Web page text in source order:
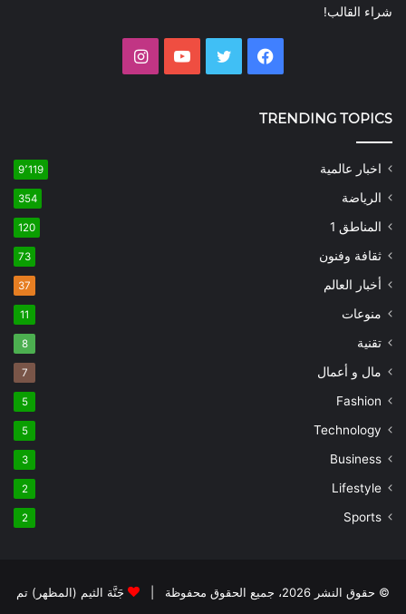
شراء القالب!
فيسبوك تويتر يوتيوب
TRENDING TOPICS
اخبار عالمية 9٬119
الرياضة 354
المناطق 1 120
ثقافة وفنون 73
أخبار العالم 37
منوعات 11
تقنية 8
مال و أعمال 7
Fashion
5
Technology
5
Business
3
Lifestyle
2
Sports
2
© حقوق النشر 2026، جميع الحقوق محفوظة | جَنَّة الثيم (المظهر) تم